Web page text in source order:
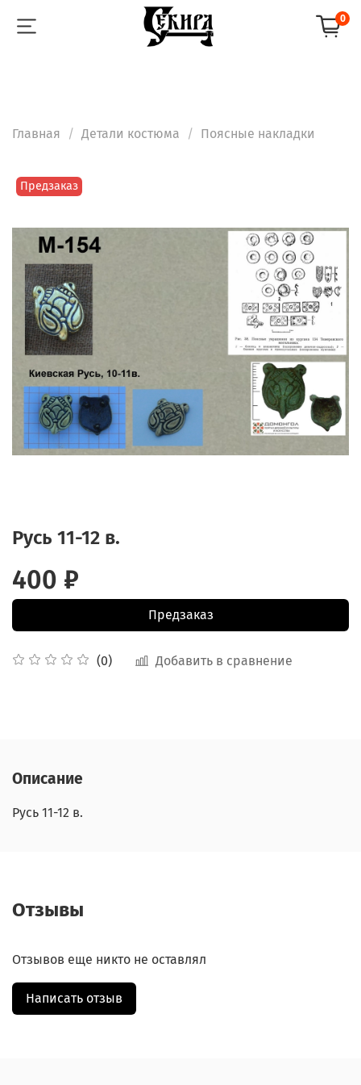
0
Главная Детали костюма Поясные накладки
Предзаказ
Русь 11-12 в.
(0) Добавить в сравнение
400 ₽
Предзаказ
Описание
Русь 11-12 в.
Отзывы
Отзывов еще никто не оставлял
Написать отзыв